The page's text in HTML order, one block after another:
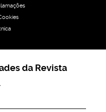
da Revista